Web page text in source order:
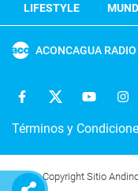
LIFESTYLE
ACONCAGUA RADIO
Términos y
Copyright Sitio